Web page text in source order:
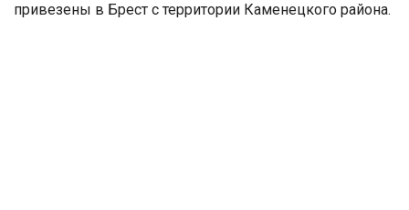
привезены в Брест с территории Каменецкого района.